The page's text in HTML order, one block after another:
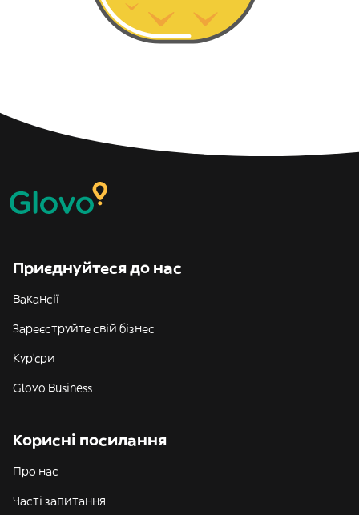
Приєднуйтеся до нас
Вакансії
Зареєструйте свій бізнес
Кур'єри
Glovo Business
Корисні посилання
Про нас
Часті запитання